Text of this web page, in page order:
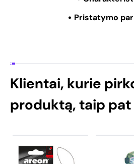
Pristatymo
Klientai, kurie
produktą, taip pat